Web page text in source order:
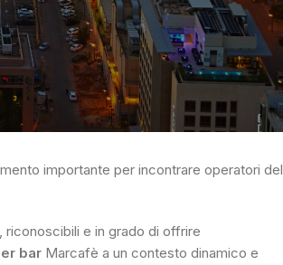
importante per incontrare operatori del
e in grado di offrire
bar Marcafè a un contesto dinamico e